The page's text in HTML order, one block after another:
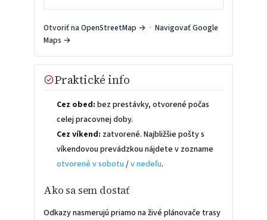
Otvoriť na OpenStreetMap → · Navigovať Google
Maps →
Praktické info
Cez obed: bez prestávky, otvorené počas
celej pracovnej doby.
Cez víkend: zatvorené. Najbližšie pošty s
víkendovou prevádzkou nájdete v zozname
otvorené v sobotu /v nedeľu.
Ako sa sem dostať
Odkazy nasmerujú priamo na živé plánovače trasy